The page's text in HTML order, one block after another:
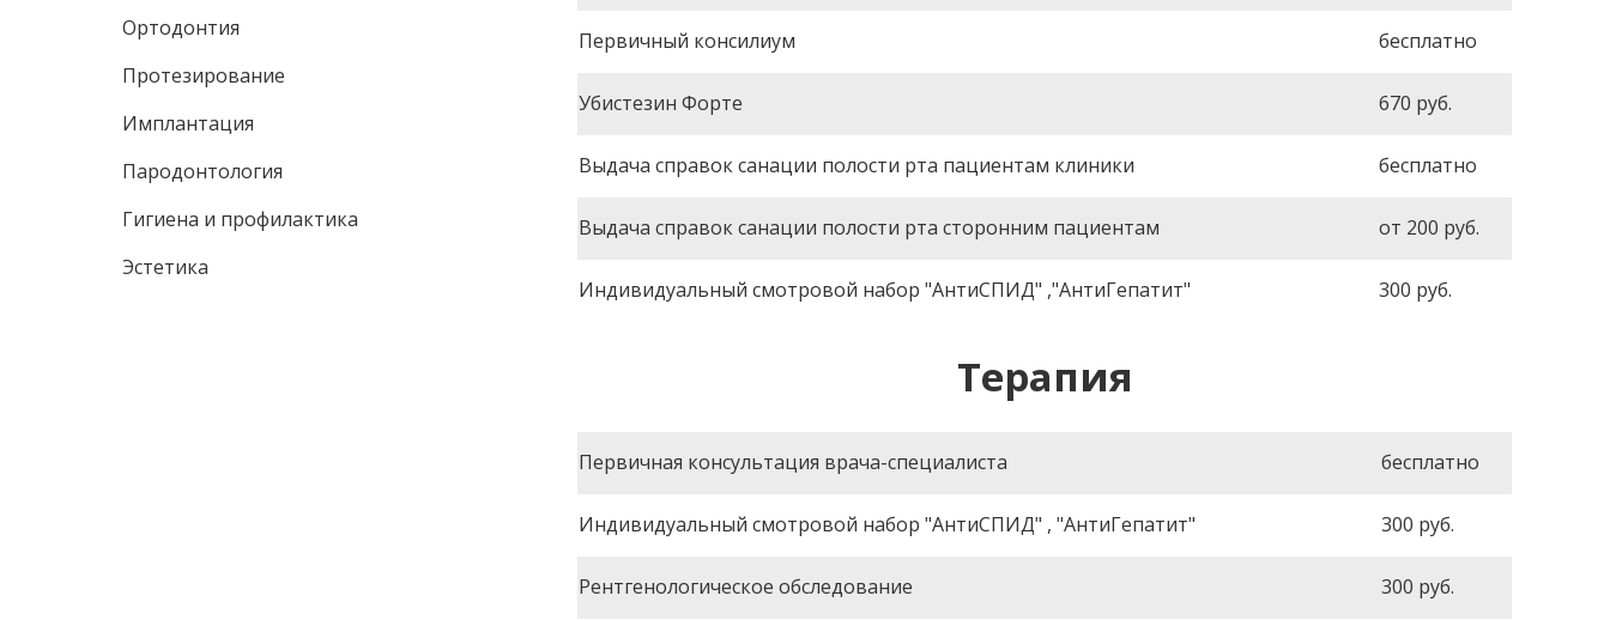
Первичный консилиум бесплатно
Убистезин Форте 670 руб.
Выдача справок санации полости рта пациентам клиники бесплатно
Выдача справок санации полости рта сторонним пациентам от 200 руб.
Индивидуальный смотровой набор "АнтиСПИД" ,"АнтиГепатит" 300 руб.
Терапия
Первичная консультация врача-специалиста бесплатно
Индивидуальный смотровой набор "АнтиСПИД" , "АнтиГепатит" 300 руб.
Рентгенологическое обследование 300 руб.
Ортодонтия
Протезирование
Имплантация
Пародонтология
Гигиена и профилактика
Эстетика